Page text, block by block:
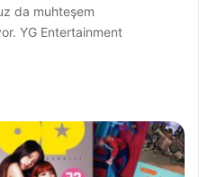
da muhteşem
YG Entertainment